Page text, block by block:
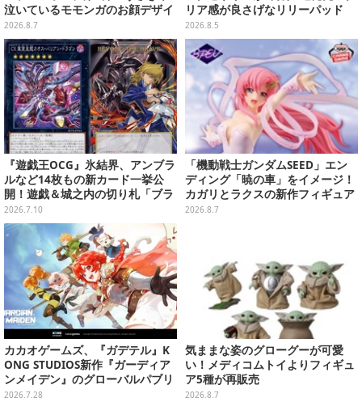
泣いているモモンガのお顔デザイ
ン全4種が8月下旬プライズ展開
2026.8.7
リア感が良さげなリリーパッド
や、ジェシーなど全5種ラインナ
ップ
2026.8.5
『遊戯王OCG』氷結界、アンブラ
ルなど14枚もの新カード一挙公
開！遊戯＆城之内の切り札「ブラ
ック・デーモンズ・ドラゴン」も
新たな装いで登場
2026.7.10
「機動戦士ガンダムSEED」エン
ディング「暁の車」をイメージ！
カガリとラクスの新作フィギュア
がプライズに
2026.8.7
カカオゲームズ、『ガデテル』K
ONG STUDIOS新作『ガーディア
ンメイデン』のグローバルパブリ
ッシング契約を締結―2026年内リ
2026.7.28
気ままな姿のグローグーが可愛
い！メディコムトイよりフィギュ
ア5種が再販売
2026.8.7